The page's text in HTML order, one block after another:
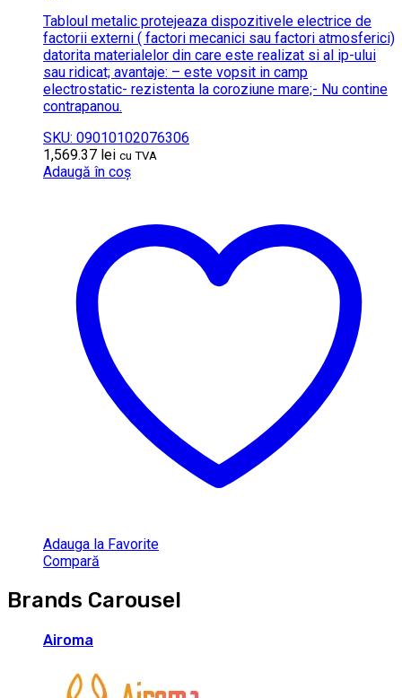
Tabloul metalic protejeaza dispozitivele electrice de
factorii externi ( factori mecanici sau factori atmosferici)
datorita materialelor din care este realizat si al ip-ului
sau ridicat; avantaje: – este vopsit in camp
electrostatic- rezistenta la coroziune mare;- Nu contine
contrapanou.
SKU: 09010102076306
1,569.37 lei cu TVA
Adaugă în coș
Adauga la Favorite
Compară
Brands Carousel
Airoma